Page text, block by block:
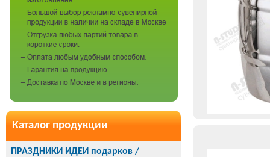
Каталог продукции
ПРАЗДНИКИ ИДЕИ подарков /